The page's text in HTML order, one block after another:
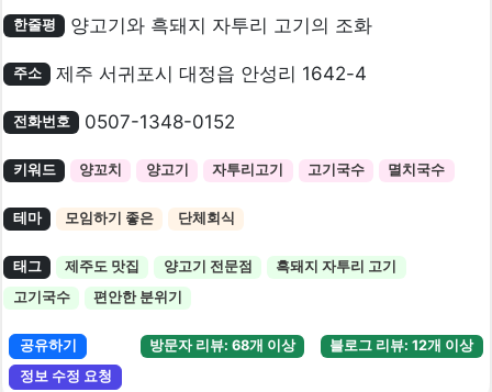
한줄평 양고기와 흑돼지 자투리 고기의 조화
주소 제주 서귀포시 대정읍 안성리 1642-4
전화번호 0507-1348-0152
키워드 양꼬치 양고기 자투리고기 고기국수 멸치국수
테마 모임하기 좋은 단체회식
태그 제주도 맛집 양고기 전문점
흑돼지 자투리 고기
고기국수
편안한 분위기
블로그 리뷰: 12개 이상
방문자 리뷰: 68개 이상
공유하기
정보 수정 요청